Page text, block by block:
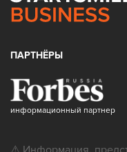
ПАРТНЁРЫ
информационный партнер